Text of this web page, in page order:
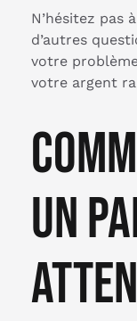
N’hésitez pas
d’autres
votre
votre argent
un